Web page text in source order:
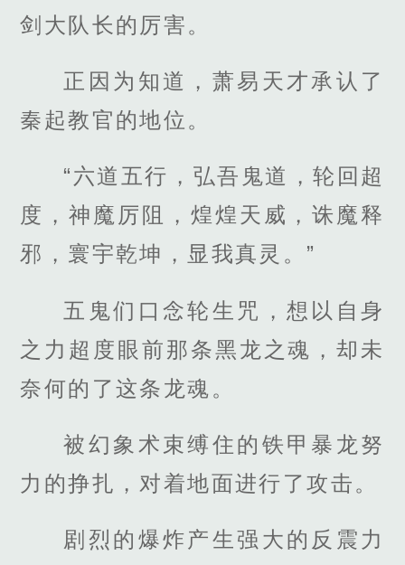
剑大队长的厉害。
正因为知道，萧易天才承认了
秦起教官的地位。
“六道五行，弘吾鬼道，轮回超
度，神魔厉阻，煌煌天威，诛魔释
邪，寰宇乾坤，显我真灵。”
五鬼们口念轮生咒，想以自身
之力超度眼前那条黑龙之魂，却未
奈何的了这条龙魂。
被幻象术束缚住的铁甲暴龙努
力的挣扎，对着地面进行了攻击。
剧烈的爆炸产生强大的反震力